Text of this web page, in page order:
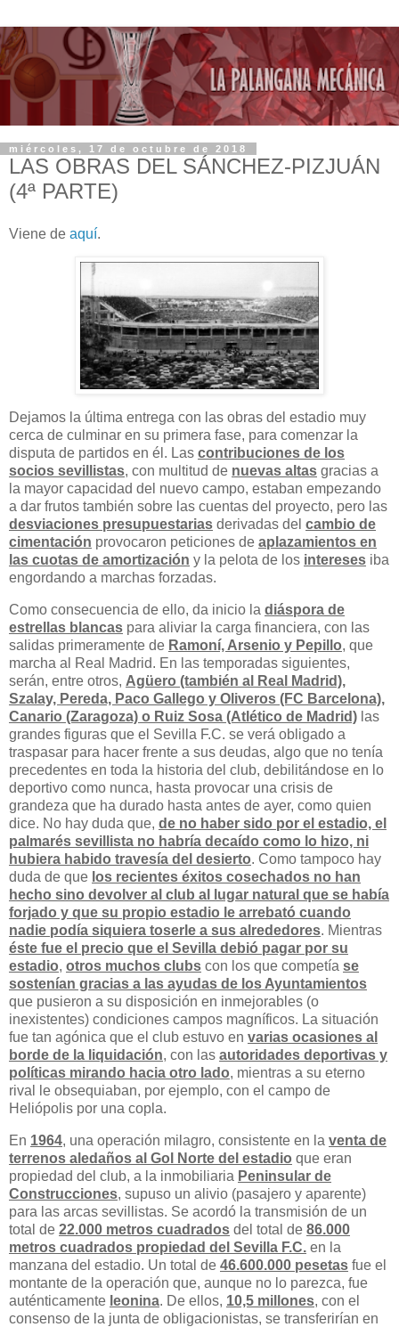
miércoles, 17 de octubre de 2018
LAS OBRAS DEL SÁNCHEZ-PIZJUÁN
(4ª PARTE)
Viene de aquí.
Dejamos la última entrega con las obras del estadio muy
cerca de culminar en su primera fase, para comenzar la
disputa de partidos en él. Las contribuciones de los
socios sevillistas, con multitud de nuevas altas gracias a
la mayor capacidad del nuevo campo, estaban empezando
a dar frutos también sobre las cuentas del proyecto, pero las
desviaciones presupuestarias derivadas del cambio de
cimentación provocaron peticiones de aplazamientos en
las cuotas de amortización y la pelota de los intereses iba
engordando a marchas forzadas.
Como consecuencia de ello, da inicio la diáspora de
estrellas blancas para aliviar la carga financiera, con las
salidas primeramente de Ramoní, Arsenio y Pepillo, que
marcha al Real Madrid. En las temporadas siguientes,
serán, entre otros, Agüero (también al Real Madrid),
Szalay, Pereda, Paco Gallego y Oliveros (FC Barcelona),
Canario (Zaragoza) o Ruiz Sosa (Atlético de Madrid) las
grandes figuras que el Sevilla F.C. se verá obligado a
traspasar para hacer frente a sus deudas, algo que no tenía
precedentes en toda la historia del club, debilitándose en lo
deportivo como nunca, hasta provocar una crisis de
grandeza que ha durado hasta antes de ayer, como quien
dice. No hay duda que, de no haber sido por el estadio, el
palmarés sevillista no habría decaído como lo hizo, ni
hubiera habido travesía del desierto. Como tampoco hay
duda de que los recientes éxitos cosechados no han
hecho sino devolver al club al lugar natural que se había
forjado y que su propio estadio le arrebató cuando
nadie podía siquiera toserle a sus alrededores. Mientras
éste fue el precio que el Sevilla debió pagar por su
estadio, otros muchos clubs con los que competía se
sostenían gracias a las ayudas de los Ayuntamientos
que pusieron a su disposición en inmejorables (o
inexistentes) condiciones campos magníficos. La situación
fue tan agónica que el club estuvo en varias ocasiones al
borde de la liquidación, con las autoridades deportivas y
políticas mirando hacia otro lado, mientras a su eterno
rival le obsequiaban, por ejemplo, con el campo de
Heliópolis por una copla.
En 1964, una operación milagro, consistente en la venta de
terrenos aledaños al Gol Norte del estadio que eran
propiedad del club, a la inmobiliaria Peninsular de
Construcciones, supuso un alivio (pasajero y aparente)
para las arcas sevillistas. Se acordó la transmisión de un
total de 22.000 metros cuadrados del total de 86.000
metros cuadrados propiedad del Sevilla F.C. en la
manzana del estadio. Un total de 46.600.000 pesetas fue el
montante de la operación que, aunque no lo parezca, fue
auténticamente leonina. De ellos, 10,5 millones, con el
consenso de la junta de obligacionistas, se transferirían en